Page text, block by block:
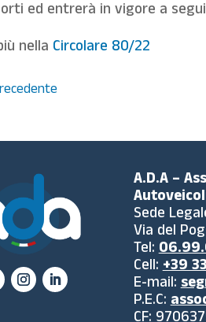
ed entrerà in vigore a
nella Circolare 80/22
A.D.A –
Sede
Via del
Tel:
Cell:+39
E-mail:
P.E.C: